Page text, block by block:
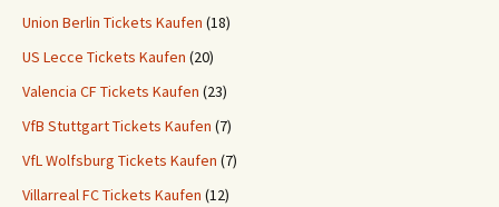
Union Berlin Tickets Kaufen (18)
US Lecce Tickets Kaufen (20)
Valencia CF Tickets Kaufen (23)
VfB Stuttgart Tickets Kaufen (7)
VfL Wolfsburg Tickets Kaufen (7)
Villarreal FC Tickets Kaufen (12)